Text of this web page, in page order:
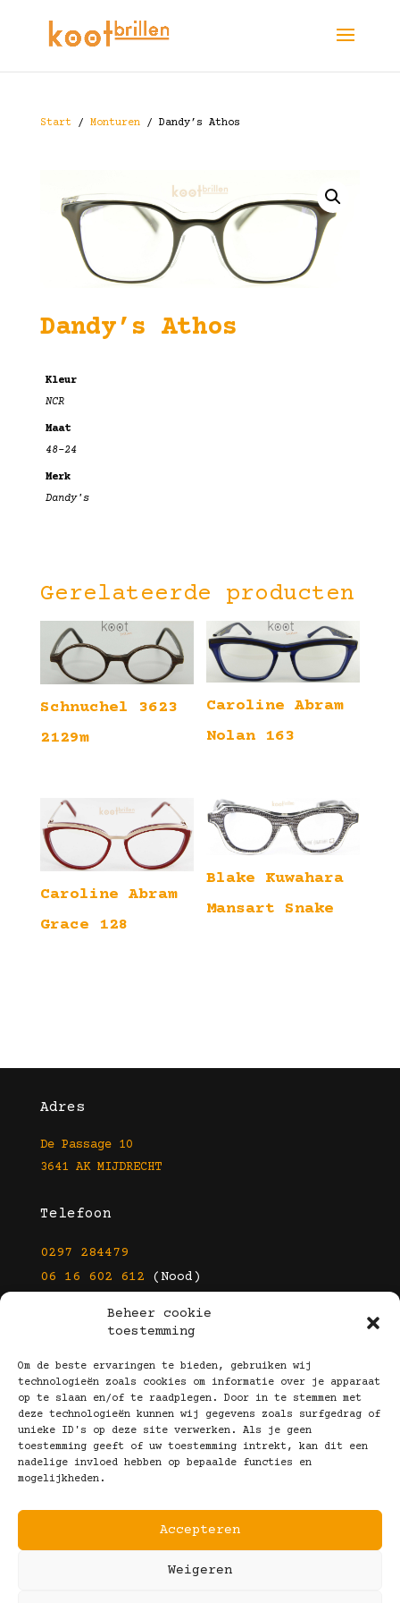
Beheer cookie
toestemming
Om de beste ervaringen te bieden, gebruiken wij
technologieën zoals cookies om informatie over je apparaat
op te slaan en/of te raadplegen. Door in te stemmen met
deze technologieën kunnen wij gegevens zoals surfgedrag of
unieke ID's op deze site verwerken. Als je geen
toestemming geeft of uw toestemming intrekt, kan dit een
nadelige invloed hebben op bepaalde functies en
mogelijkheden.
Accepteren
Weigeren
Start/ Monturen/ Dandy’s Athos
Dandy’s Athos
Kleur
NCR
Maat
48-24
Merk
Dandy's
Gerelateerde producten
Schnuchel 3623
2129m
Caroline Abram
Nolan 163
Caroline Abram
Grace 128
Blake Kuwahara
Mansart Snake
Adres
De Passage 10
3641 AK MIJDRECHT
Telefoon
0297 284479
06 16 602 612 (Nood)
info@kootbrillen.nl
Volg Ons!
Copyright © 2025 Koot Brillen
Algemene Voorwaarden